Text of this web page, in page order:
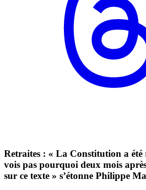
Retraites : « La Constitution a été
vois pas pourquoi deux mois
sur ce texte » s’étonne Philippe